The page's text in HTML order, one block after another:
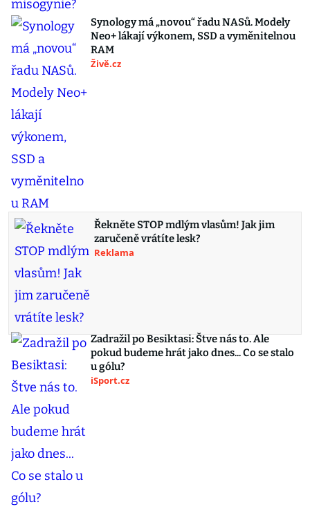
Synology má „novou“ řadu NASů. Modely
Neo+ lákají výkonem, SSD a vyměnitelnou
RAM
Živě.cz
Řekněte STOP mdlým vlasům! Jak jim
zaručeně vrátíte lesk?
Reklama
Zadražil po Besiktasi: Štve nás to. Ale
pokud budeme hrát jako dnes... Co se stalo
u gólu?
iSport.cz